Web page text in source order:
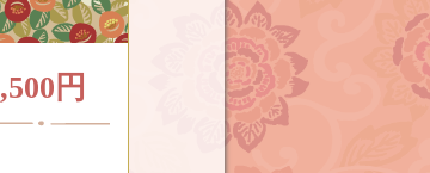
円